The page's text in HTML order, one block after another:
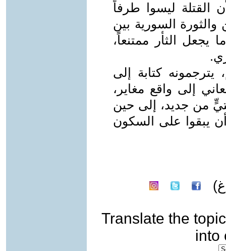
القتلة ليسوا طرفاً
والثورة السورية بين
يجعل الثأر ممتنعاً،
يترجمونه كتابة إلى
إلى واقع مغاير،
من جديد، إلى حين
يبقوا على السكون
Translate the topic
into